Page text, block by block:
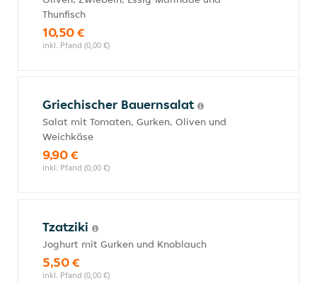
Thunfisch
10,50 €
inkl. Pfand (0,00 €)
Griechischer Bauernsalat
Salat mit Tomaten, Gurken, Oliven und
Weichkäse
9,90 €
inkl. Pfand (0,00 €)
Tzatziki
Joghurt mit Gurken und Knoblauch
5,50 €
inkl. Pfand (0,00 €)